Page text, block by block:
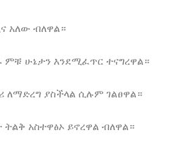
አለው ብለዋል።
ምቹ ሁኔታን እንደሚፈጥር ተናግረዋል።
ለማድረግ ያስችላል ሲሉም ገልፀዋል።
አስተዋፅኦ ይኖረዋል ብለዋል።